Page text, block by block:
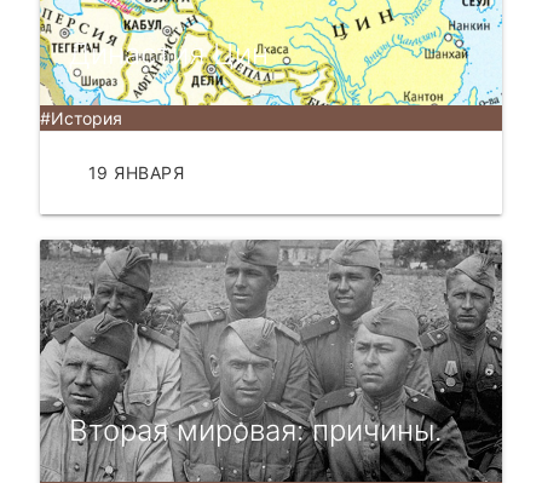
Династия Цин
#История
19 ЯНВАРЯ
Вторая мировая: причины.